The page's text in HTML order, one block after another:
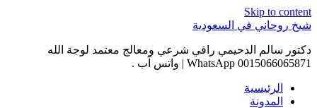
Skip to content
شيخ روحاني في السعودية
دكتور سالم الدحيمي راقي شرعي ومعالج معتمد لوجة الله
0015066065871 WhatsApp | واتس آب .
الرئيسية
المدونة